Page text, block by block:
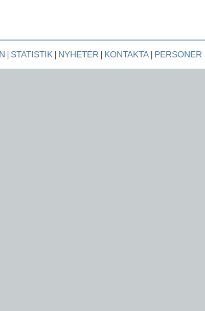
| STATISTIK| NYHETER| KONTAKTA| PERSONER